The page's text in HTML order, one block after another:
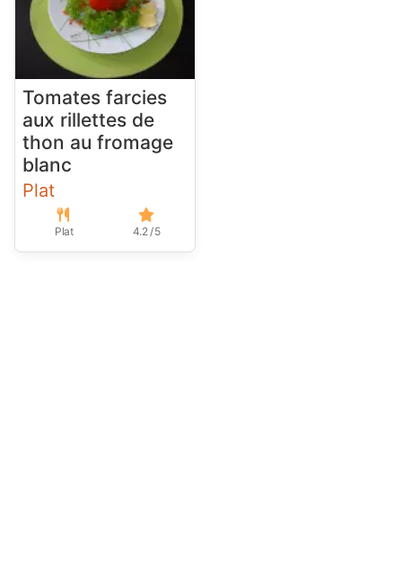
Tomates farcies
aux rillettes de
thon au fromage
blanc
Plat
Plat 4.2 / 5